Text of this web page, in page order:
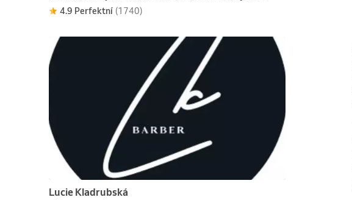
4.9 Perfektní (1740)
Lucie Kladrubská